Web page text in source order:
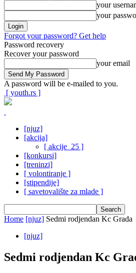
your
your
Forgot your password? Get help
Password recovery
Recover your password
your email
A password will be e-mailed to you.
[ youth.rs ]
[njuz]
[akcija]
[ akcije_25 ]
[konkursi]
[treninzi]
[ volontiranje ]
[stipendije]
[ savetovalište za mlade ]
Home [njuz] Sedmi rodjendan Kc Grada
[njuz]
Sedmi rodjendan Kc